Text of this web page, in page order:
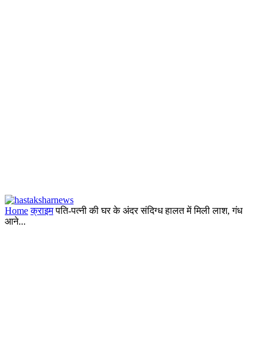
Home क्राइम पति-पत्नी की घर के अंदर संदिग्ध हालत में मिली लाश, गंध
आने...